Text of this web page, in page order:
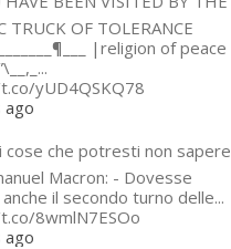
TRUCK OF TOLERANCE
|religion of peace
yUD4QSKQ78
ago
cose che potresti non sapere
Macron: - Dovesse
il secondo turno delle...
8wmlN7ESOo
ago